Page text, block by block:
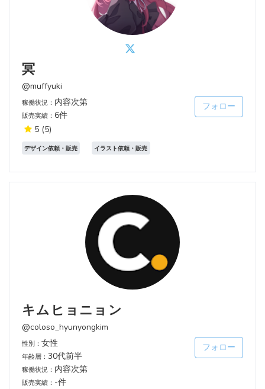
冥
@muffyuki
稼働状況： 内容次第
販売実績： 6件
5 (5)
フォロー
デザイン依頼・販売 イラスト依頼・販売
キムヒョニョン
@coloso_hyunyongkim
性別： 女性
年齢層： 30代前半
稼働状況： 内容次第
販売実績： -件
フォロー